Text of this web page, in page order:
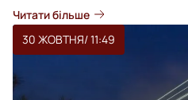
Читати більше
30 ЖОВТНЯ/ 11:49